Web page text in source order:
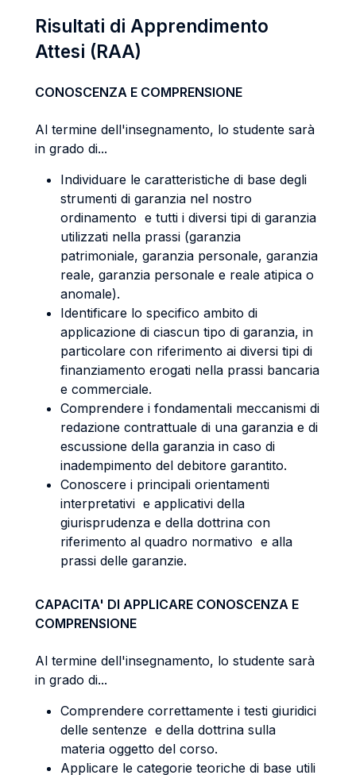
Risultati di Apprendimento
Attesi (RAA)
CONOSCENZA E COMPRENSIONE
Al termine dell'insegnamento, lo studente sarà
in grado di...
Individuare le caratteristiche di base degli
strumenti di garanzia nel nostro
ordinamento e tutti i diversi tipi di garanzia
utilizzati nella prassi (garanzia
patrimoniale, garanzia personale, garanzia
reale, garanzia personale e reale atipica o
anomale).
Identificare lo specifico ambito di
applicazione di ciascun tipo di garanzia, in
particolare con riferimento ai diversi tipi di
finanziamento erogati nella prassi bancaria
e commerciale.
Comprendere i fondamentali meccanismi di
redazione contrattuale di una garanzia e di
escussione della garanzia in caso di
inadempimento del debitore garantito.
Conoscere i principali orientamenti
interpretativi e applicativi della
giurisprudenza e della dottrina con
riferimento al quadro normativo e alla
prassi delle garanzie.
CAPACITA' DI APPLICARE CONOSCENZA E
COMPRENSIONE
Al termine dell'insegnamento, lo studente sarà
in grado di...
Comprendere correttamente i testi giuridici
delle sentenze e della dottrina sulla
materia oggetto del corso.
Applicare le categorie teoriche di base utili